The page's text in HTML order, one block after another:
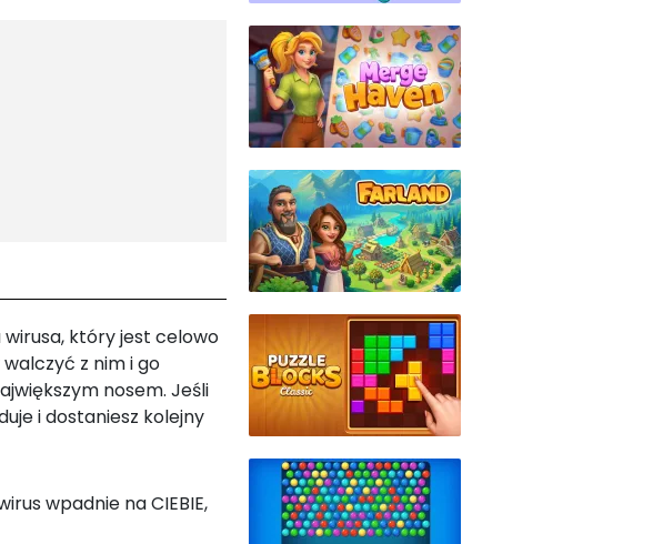
wirusa, który jest celowo
z nim i go
nosem. Jeśli
i dostaniesz kolejny
wpadnie na CIEBIE,